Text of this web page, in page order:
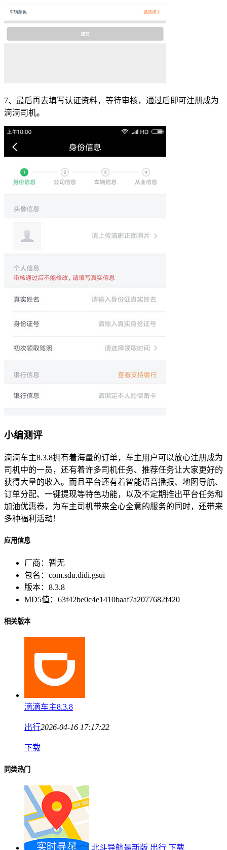
7、最后再去填写认证资料，等待审核，通过后即可注册成为
滴滴司机。
小编测评
滴滴车主8.3.8拥有着海量的订单，车主用户可以放心注册成为
司机中的一员，还有着许多司机任务、推荐任务让大家更好的
获得大量的收入。而且平台还有着智能语音播报、地图导航、
订单分配、一键提现等特色功能，以及不定期推出平台任务和
加油优惠卷，为车主司机带来全心全意的服务的同时，还带来
多种福利活动！
应用信息
厂商： 暂无
包名： com.sdu.didi.gsui
版本： 8.3.8
MD5值： 63f42be0c4e1410baaf7a2077682f420
相关版本
滴滴车主8.3.8
出行2026-04-16 17:17:22
下载
同类热门
北斗导航最新版 出行 下载